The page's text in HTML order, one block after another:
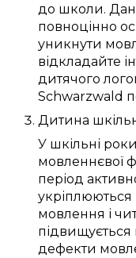
до школи.
повноцінно
уникнути
відкладайте
дитячого
Schwarzwald
Дитина
У шкільні роки
мовленнєвої
період
укріплюються
мовлення і
підвищується
дефекти